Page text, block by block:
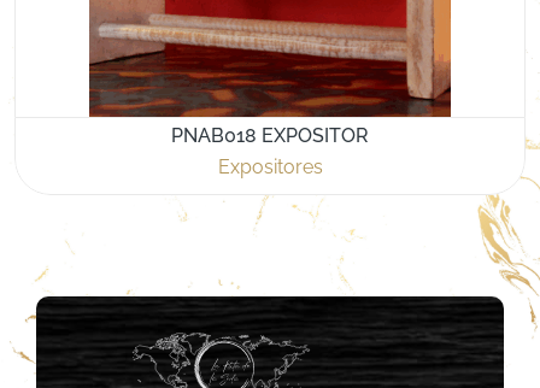
PNAB018 EXPOSITOR
Expositores